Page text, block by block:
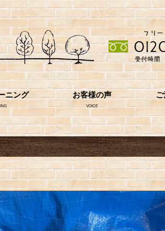
ニング お客様の声
VOICE